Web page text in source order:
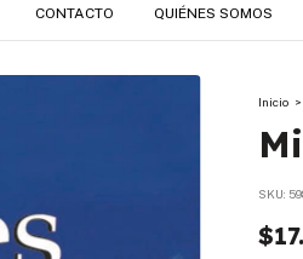
CONTACTO QUIÉNES SOMOS
Inicio >
SKU: